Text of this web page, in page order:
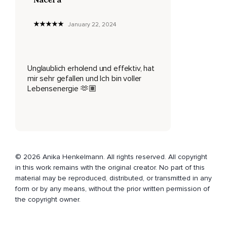
Sieh dir die gelbe Lotusblüte einmal ganz in Ruhe an.
Sie ist halb geschlossen,
auf ihr festgesetzt hat.
Atme nun liebevoll und ruhig in die gelbe Lotusblüte hinein.
Mache dir bewusst,
Dass du ihr jetzt alles geben kannst,
January 22, 2024
Unglaublich erholend und effektiv, hat
mir sehr gefallen und Ich bin voller
Lebensenergie 🫶🏽
© 2026 Anika Henkelmann. All rights reserved. All copyright
in this work remains with the original creator. No part of this
material may be reproduced, distributed, or transmitted in any
form or by any means, without the prior written permission of
the copyright owner.